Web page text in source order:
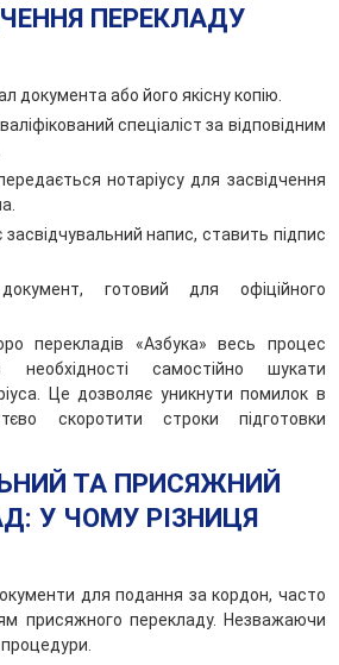
ПЕРЕКЛАДУ
документа або його якісну копію.
спеціаліст за відповідним
нотаріусу для засвідчення
напис, ставить підпис
готовий для офіційного
перекладів «Азбука» весь процес
необхідності самостійно шукати
Це дозволяє уникнути помилок в
скоротити строки підготовки
ТА ПРИСЯЖНИЙ
У ЧОМУ РІЗНИЦЯ
для подання за кордон, часто
присяжного перекладу. Незважаючи
процедури.